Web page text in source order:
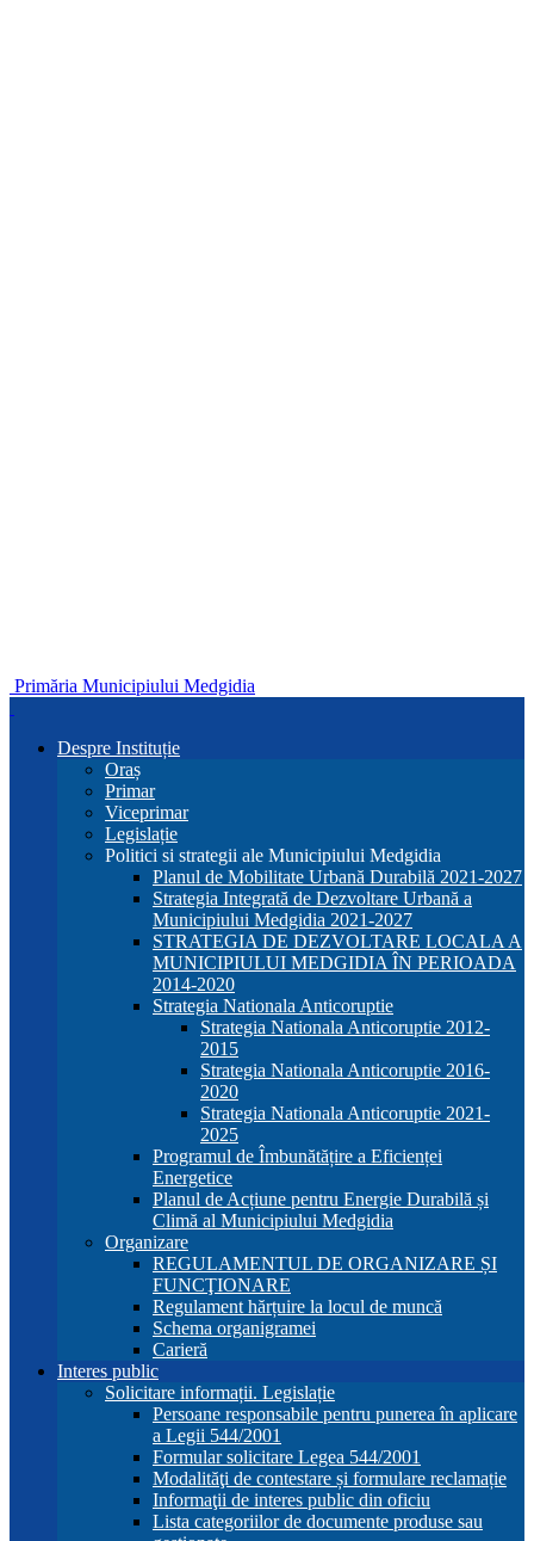
Primăria Municipiului Medgidia
Despre Instituție
Oraș
Primar
Viceprimar
Legislație
Politici si strategii ale Municipiului Medgidia
Planul de Mobilitate Urbană Durabilă 2021-2027
Strategia Integrată de Dezvoltare Urbană a
Municipiului Medgidia 2021-2027
STRATEGIA DE DEZVOLTARE LOCALA A
MUNICIPIULUI MEDGIDIA ÎN PERIOADA
2014-2020
Strategia Nationala Anticoruptie
Strategia Nationala Anticoruptie 2012-
2015
Strategia Nationala Anticoruptie 2016-
2020
Strategia Nationala Anticoruptie 2021-
2025
Programul de Îmbunătățire a Eficienței
Energetice
Planul de Acțiune pentru Energie Durabilă și
Climă al Municipiului Medgidia
Organizare
REGULAMENTUL DE ORGANIZARE ȘI
FUNCŢIONARE
Regulament hărțuire la locul de muncă
Schema organigramei
Carieră
Interes public
Solicitare informații. Legislație
Persoane responsabile pentru punerea în aplicare
a Legii 544/2001
Formular solicitare Legea 544/2001
Modalităţi de contestare și formulare reclamație
Informaţii de interes public din oficiu
Lista categoriilor de documente produse sau